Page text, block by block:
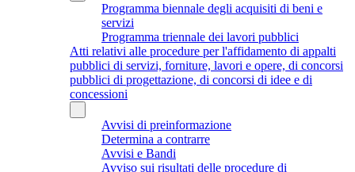
Programma biennale degli acquisiti di beni e
servizi
Programma triennale dei lavori pubblici
Atti relativi alle procedure per l'affidamento di appalti
pubblici di servizi, forniture, lavori e opere, di concorsi
pubblici di progettazione, di concorsi di idee e di
concessioni
Avvisi di preinformazione
Determina a contrarre
Avvisi e Bandi
Avviso sui risultati delle procedure di